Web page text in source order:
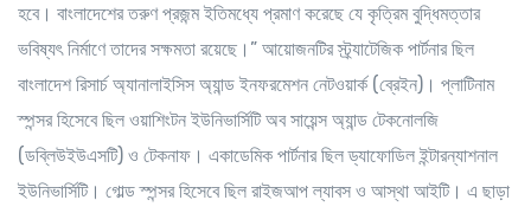
হবে। বাংলাদেশের তরুণ প্রজন্ম ইতিমধ্যে প্রমাণ করেছে যে কৃত্রিম বুদ্ধিমত্তার
ভবিষ্যৎ নির্মাণে তাদের সক্ষমতা রয়েছে।” আয়োজনটির স্ট্র্যাটেজিক পার্টনার ছিল
বাংলাদেশ রিসার্চ অ্যানালাইসিস অ্যান্ড ইনফরমেশন নেটওয়ার্ক (ব্রেইন)। প্লাটিনাম
স্পন্সর হিসেবে ছিল ওয়াশিংটন ইউনিভার্সিটি অব সায়েন্স অ্যান্ড টেকনোলজি
(ডব্লিউইউএসটি) ও টেকনাফ। একাডেমিক পার্টনার ছিল ড্যাফোডিল ইন্টারন্যাশনাল
ইউনিভার্সিটি। গোল্ড স্পন্সর হিসেবে ছিল রাইজআপ ল্যাবস ও আস্থা আইটি। এ ছাড়া